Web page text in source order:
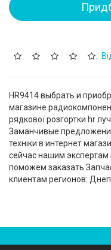
HR9414 выбрать и
магазине
рядкової розгортки hr
Заманчивые
техніки в интернет
сейчас нашим
поможем заказать
клиентам регионов: